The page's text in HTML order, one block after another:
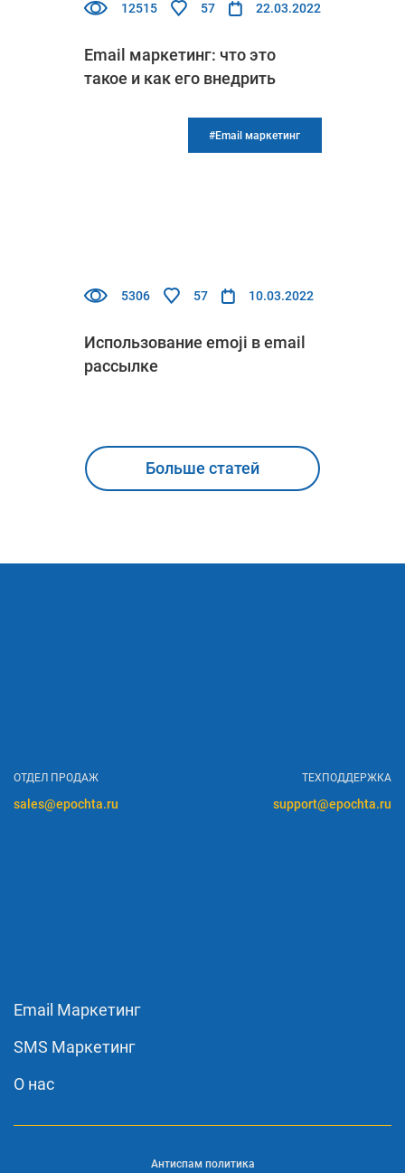
12515 57 22.03.2022
Email маркетинг: что это
такое и как его внедрить
#Email маркетинг
5306 57 10.03.2022
Использование emoji в email
рассылке
Больше статей
ОТДЕЛ ПРОДАЖ
sales@epochta.ru
ТЕХПОДДЕРЖКА
support@epochta.ru
Email Маркетинг
SMS Маркетинг
О нас
Антиспам политика